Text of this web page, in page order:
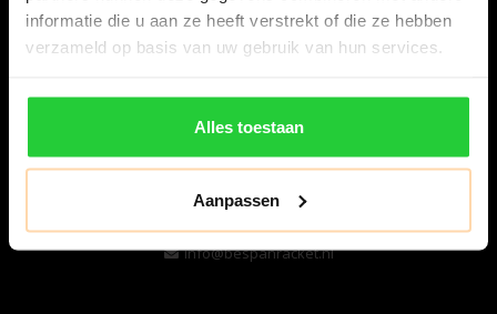
informatie die u aan ze heeft verstrekt of die ze hebben
verzameld op basis van uw gebruik van hun services.
Alles toestaan
Aanpassen
Bespanracket.nl is dé racketspecialist van Lelystad en
omstreken.
Snijdersstraat 6
8224 AA Lelystad
Nederland
06-57276080
info@bespanracket.nl